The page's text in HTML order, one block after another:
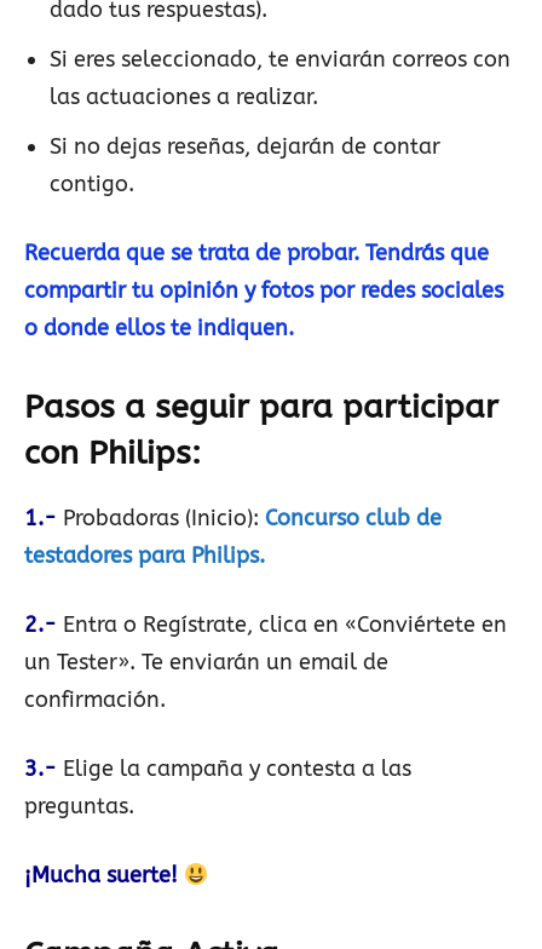
dado tus respuestas).
Si eres seleccionado, te enviarán correos con
las actuaciones a realizar.
Si no dejas reseñas, dejarán de contar
contigo.
Recuerda que se trata de probar. Tendrás que
compartir tu opinión y fotos por redes sociales
o donde ellos te indiquen.
Pasos a seguir para participar
con Philips:
1.- Probadoras (Inicio): Concurso club de
testadores para Philips.
2.- Entra o Regístrate, clica en «Conviértete en
un Tester». Te enviarán un email de
confirmación.
3.- Elige la campaña y contesta a las
preguntas.
¡Mucha suerte!